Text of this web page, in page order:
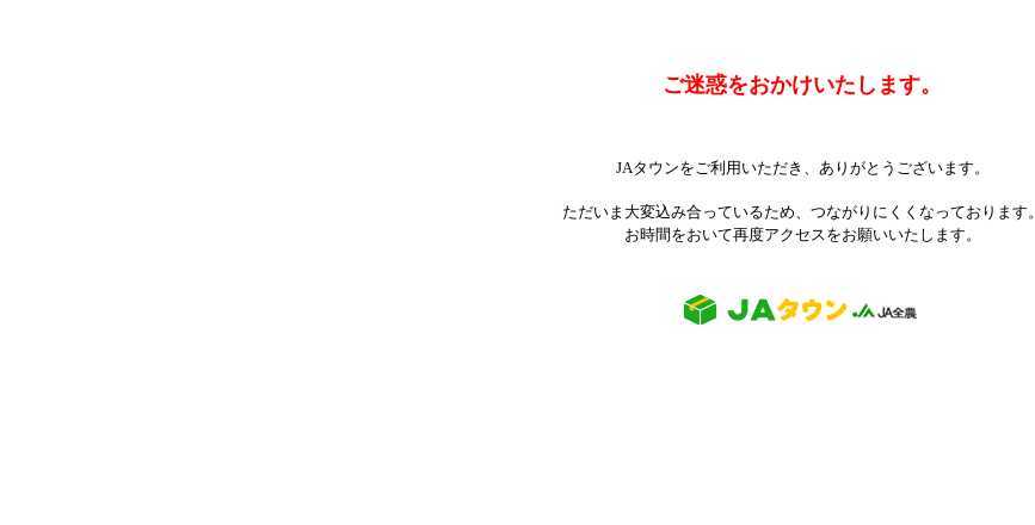
ご迷惑をおかけいたします。
JAタウンをご利用いただき、ありがとうございます。
ただいま大変込み合っているため、つながりにくくなっております。
お時間をおいて再度アクセスをお願いいたします。